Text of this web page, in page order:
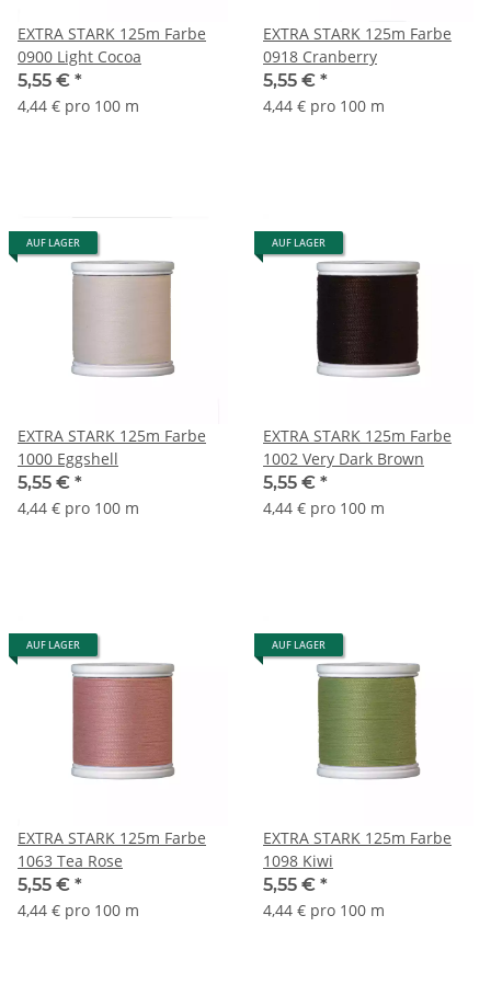
EXTRA STARK 125m Farbe
0900 Light Cocoa
5,55 € *
4,44 € pro 100 m
EXTRA STARK 125m Farbe
0918 Cranberry
5,55 € *
4,44 € pro 100 m
AUF LAGER
EXTRA STARK 125m Farbe
1000 Eggshell
5,55 € *
4,44 € pro 100 m
AUF LAGER
EXTRA STARK 125m Farbe
1002 Very Dark Brown
5,55 € *
4,44 € pro 100 m
AUF LAGER
EXTRA STARK 125m Farbe
1063 Tea Rose
5,55 € *
4,44 € pro 100 m
AUF LAGER
EXTRA STARK 125m Farbe
1098 Kiwi
5,55 € *
4,44 € pro 100 m